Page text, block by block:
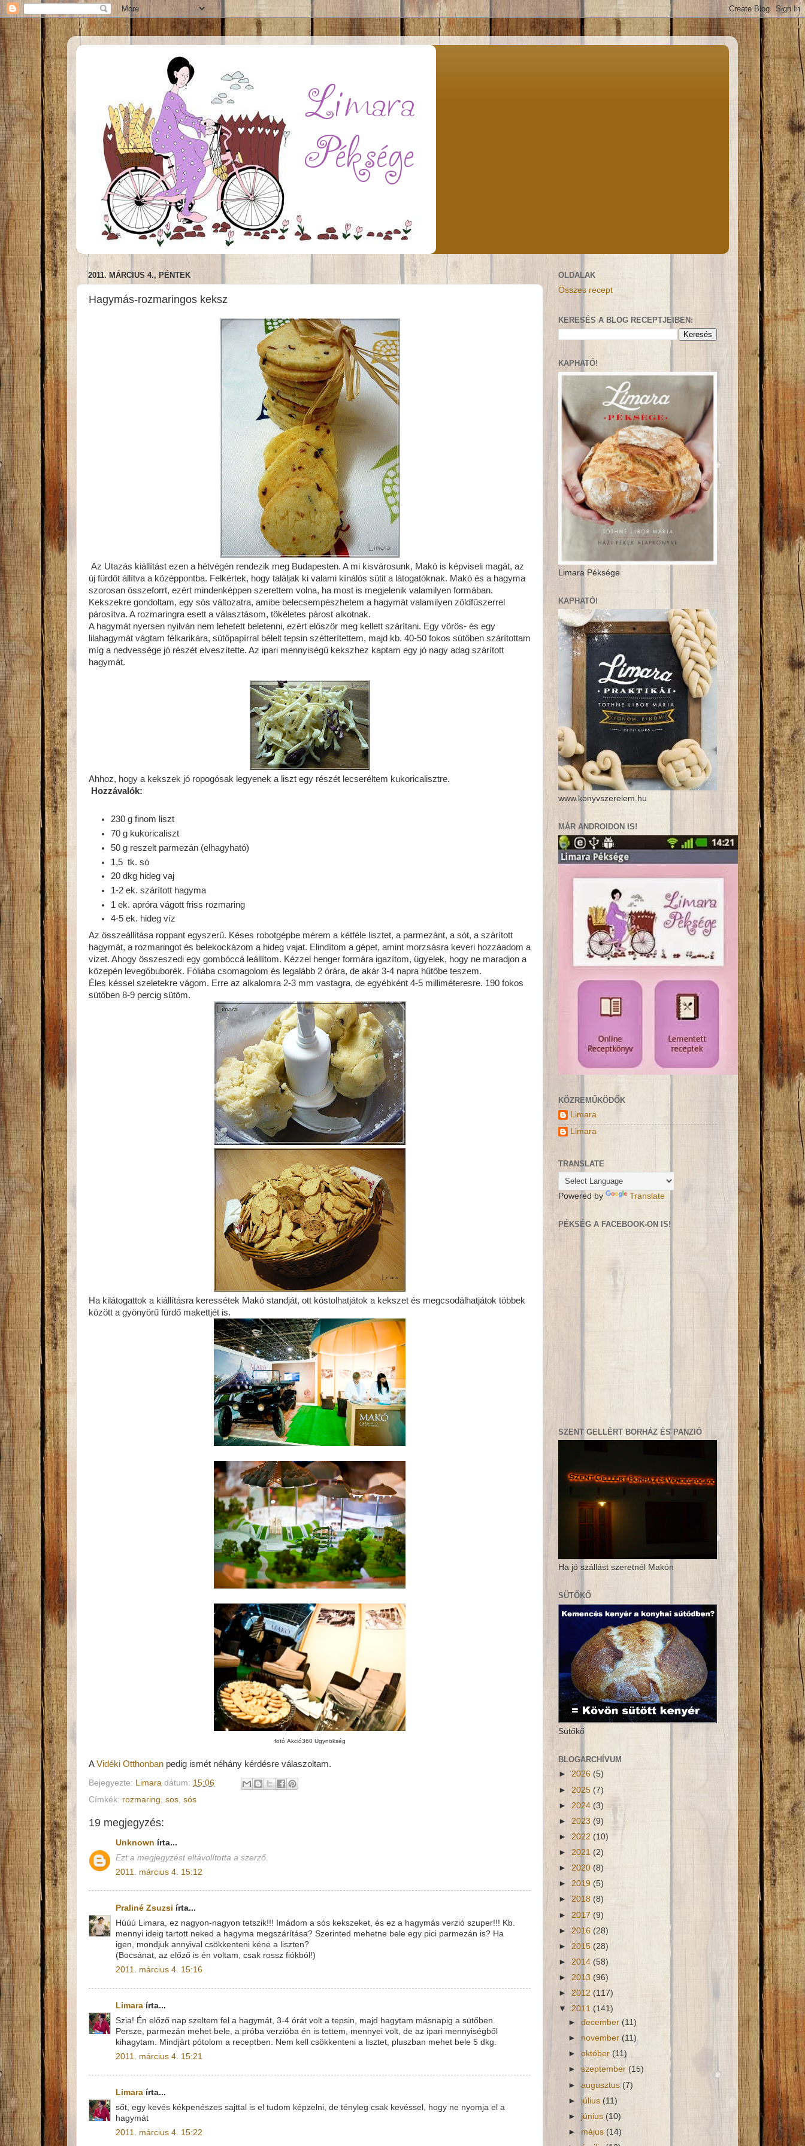
2011. MÁRCIUS 4., PÉNTEK
Hagymás-rozmaringos keksz
Az Utazás kiállítást ezen a hétvégén rendezik meg Budapesten. A mi kisvárosunk, Makó is képviseli magát, az
új fürdőt állítva a középpontba. Felkértek, hogy találjak ki valami kínálós sütit a látogatóknak. Makó és a hagyma
szorosan összeforrt, ezért mindenképpen szerettem volna, ha most is megjelenik valamilyen formában.
Kekszekre gondoltam, egy sós változatra, amibe belecsempészhetem a hagymát valamilyen zöldfűszerrel
párosítva. A rozmaringra esett a választásom, tökéletes párost alkotnak.
A hagymát nyersen nyilván nem lehetett beletenni, ezért először meg kellett szárítani. Egy vörös- és egy
lilahagymát vágtam félkarikára, sütőpapírral bélelt tepsin szétterítettem, majd kb. 40-50 fokos sütőben szárítottam
míg a nedvessége jó részét elveszítette. Az ipari mennyiségű kekszhez kaptam egy jó nagy adag szárított
hagymát.
Ahhoz, hogy a kekszek jó ropogósak legyenek a liszt egy részét lecseréltem kukoricalisztre.
Hozzávalók:
230 g finom liszt
70 g kukoricaliszt
50 g reszelt parmezán (elhagyható)
1,5 tk. só
20 dkg hideg vaj
1-2 ek. szárított hagyma
1 ek. apróra vágott friss rozmaring
4-5 ek. hideg víz
Az összeállítása roppant egyszerű. Késes robotgépbe mérem a kétféle lisztet, a parmezánt, a sót, a szárított
hagymát, a rozmaringot és belekockázom a hideg vajat. Elindítom a gépet, amint morzsásra keveri hozzáadom a
vizet. Ahogy összeszedi egy gombóccá leállítom. Kézzel henger formára igazítom, ügyelek, hogy ne maradjon a
közepén levegőbuborék. Fóliába csomagolom és legalább 2 órára, de akár 3-4 napra hűtőbe teszem.
Éles késsel szeletekre vágom. Erre az alkalomra 2-3 mm vastagra, de egyébként 4-5 milliméteresre. 190 fokos
sütőben 8-9 percig sütöm.
Ha kilátogattok a kiállításra keressétek Makó standját, ott kóstolhatjátok a kekszet és megcsodálhatjátok többek
között a gyönyörű fürdő makettjét is.
fotó Akció360 Ügynökség
AVidéki Otthonban pedig ismét néhány kérdésre válaszoltam.
Bejegyezte: Limara dátum: 15:06
Címkék: rozmaring, sos, sós
19 megjegyzés:
Unknown írta...
Ezt a megjegyzést eltávolította a szerző.
2011. március 4. 15:12
Praliné Zsuzsi írta...
Húúú Limara, ez nagyon-nagyon tetszik!!! Imádom a sós kekszeket, és ez a hagymás verzió szuper!!! Kb.
mennyi ideig tartott neked a hagyma megszárítása? Szerinted mehetne bele egy pici parmezán is? Ha
igen, mondjuk annyival csökkenteni kéne a liszten?
(Bocsánat, az előző is én voltam, csak rossz fiókból!)
2011. március 4. 15:16
Limara írta...
Szia! Én előző nap szeltem fel a hagymát, 3-4 órát volt a tepsin, majd hagytam másnapig a sütőben.
Persze, parmezán mehet bele, a próba verzióba én is tettem, mennyei volt, de az ipari mennyiségből
kihagytam. Mindjárt pótolom a receptben. Nem kell csökkenteni a lisztet, pluszban mehet bele 5 dkg.
2011. március 4. 15:21
Limara írta...
sőt, egy kevés kékpenészes sajttal is el tudom képzelni, de tényleg csak kevéssel, hogy ne nyomja el a
hagymát
2011. március 4. 15:22
OLDALAK
Összes recept
KERESÉS A BLOG RECEPTJEIBEN:
KAPHATÓ!
Limara Péksége
KAPHATÓ!
www.konyvszerelem.hu
MÁR ANDROIDON IS!
KÖZREMŰKÖDŐK
Limara
Limara
TRANSLATE
Powered by Translate
PÉKSÉG A FACEBOOK-ON IS!
SZENT GELLÉRT BORHÁZ ÉS PANZIÓ
Ha jó szállást szeretnél Makón
SÜTŐKŐ
Sütőkő
BLOGARCHÍVUM
► 2026 (5)
► 2025 (7)
► 2024 (3)
► 2023 (9)
► 2022 (10)
► 2021 (2)
► 2020 (8)
► 2019 (5)
► 2018 (8)
► 2017 (9)
► 2016 (28)
► 2015 (28)
► 2014 (58)
► 2013 (96)
► 2012 (117)
▼ 2011 (141)
►december(11)
► november (11)
►október(11)
►szeptember (15)
►augusztus(7)
► július(11)
► június(10)
► május (14)